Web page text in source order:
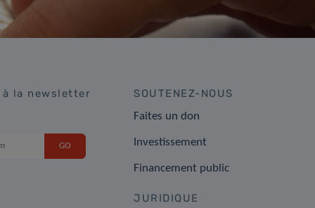
la newsletter SOUTENEZ-NOUS
Faites un don
Investissement
Financement public
JURIDIQUE